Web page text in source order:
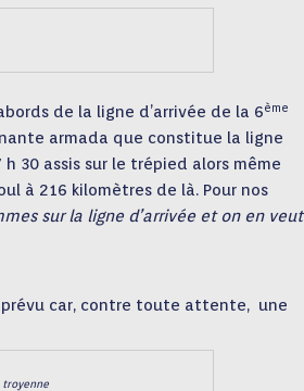
de la ligne d’arrivée de la 6ème
armada que constitue la ligne
30 assis sur le trépied alors même
à 216 kilomètres de là. Pour nos
sur la ligne d’arrivée et on en veut
prévu car, contre toute attente, une
troyenne